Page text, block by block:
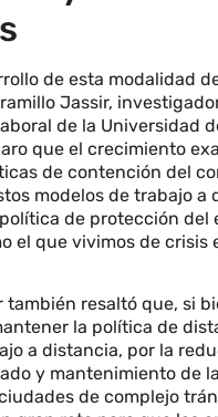
de esta modalidad
Jassir,
de la Universidad
que el crecimiento
de contención del
modelos de trabajo a
de protección del
el que vivimos de crisis
también resaltó que, si
la política de
a distancia, por la
y mantenimiento de
de complejo